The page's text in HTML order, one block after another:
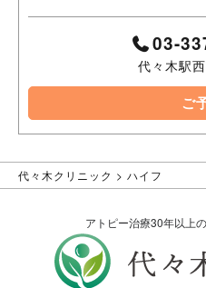
03-
代々木駅
ご
代々木クリニック >ハイフ
アトピー治療30年以上